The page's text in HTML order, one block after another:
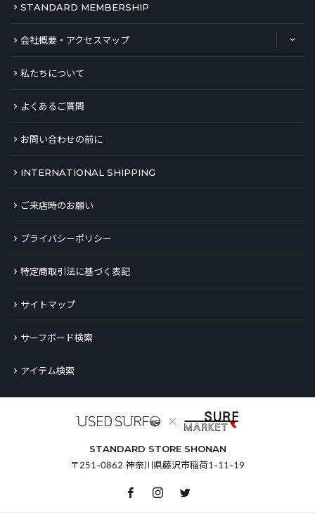
STANDARD MEMBERSHIP
会社概要・アクセスマップ
私たちについて
よくあるご質問
お問い合わせの前に
INTERNATIONAL SHIPPING
ご来店時のお願い
プライバシーポリシー
特定商取引法に基づく表記
サイトマップ
サーフボード検索
アイテム検索
STANDARD STORE SHONAN
〒251-0862 神奈川県藤沢市稲荷1-11-19